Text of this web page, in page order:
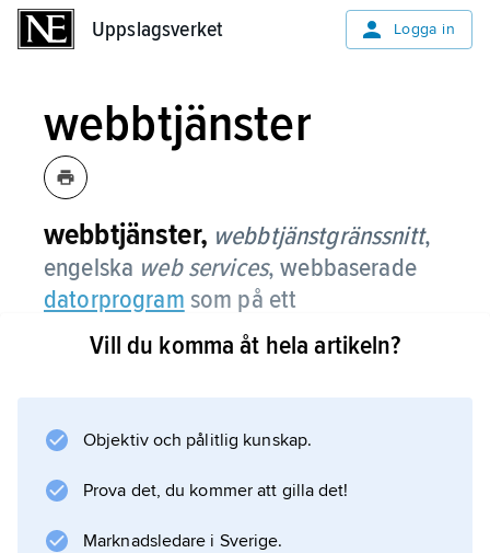
Uppslagsverket Logga in
webbtjänster
webbtjänster, webbtjänstgränssnitt,
engelska web services,webbaserade
datorprogram som på ett
standardiserat sätt kommunicerar och
utbyter information viainterneteller
Ett vanligt användningsområde för
såsom prislistor eller beställningar.
Vill du komma åt hela artikeln?
Objektiv och pålitlig kunskap.
Prova det, du kommer att gilla det!
Marknadsledare i Sverige.